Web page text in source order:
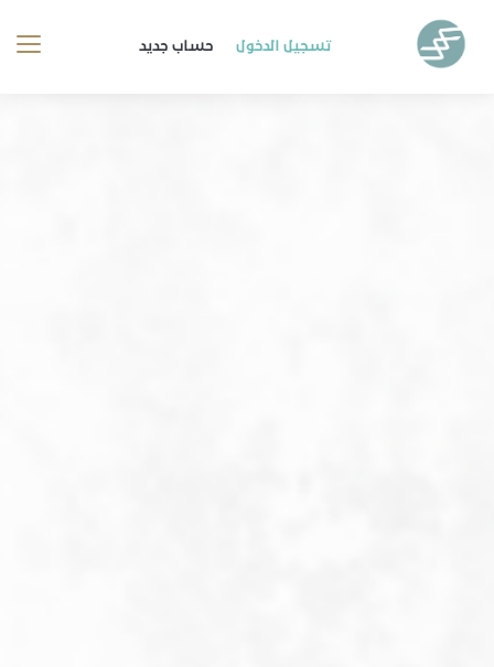
تسجيل الدخول حساب جديد